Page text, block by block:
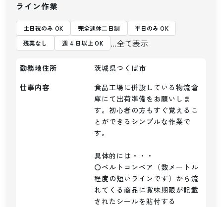
ライン作業
土日祝のみ OK 完全週休二日制
平日のみ OK
残業なし
週 4 日以上 OK ...全て表示
勤務地住所
茨城県つくば市
仕事内容
食品工場に併設している物流倉
庫にて出荷準備をお願いしま
す。初心者の方もすぐ覚えるこ
とができるシンプルな作業で
す。
具体的には・・・
〇ベルトコンベア（数メートル
程度の短いラインです）から流
れてくる商品に賞味期限が記載
されたシールを貼付する